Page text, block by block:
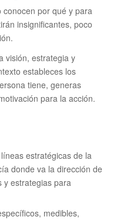
por qué y para
insignificantes, poco
visión, estrategia y
estableces los
tiene, generas
para la acción.
estratégicas de la
donde va la dirección de
y estrategias para
medibles,